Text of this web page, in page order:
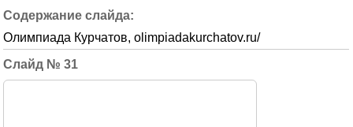
Олимпиада Курчатов, olimpiadakurchatov.ru/
31